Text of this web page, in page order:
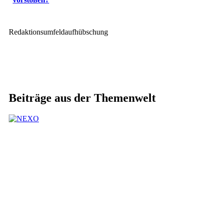
Redaktionsumfeldaufhübschung
Beiträge aus der Themenwelt